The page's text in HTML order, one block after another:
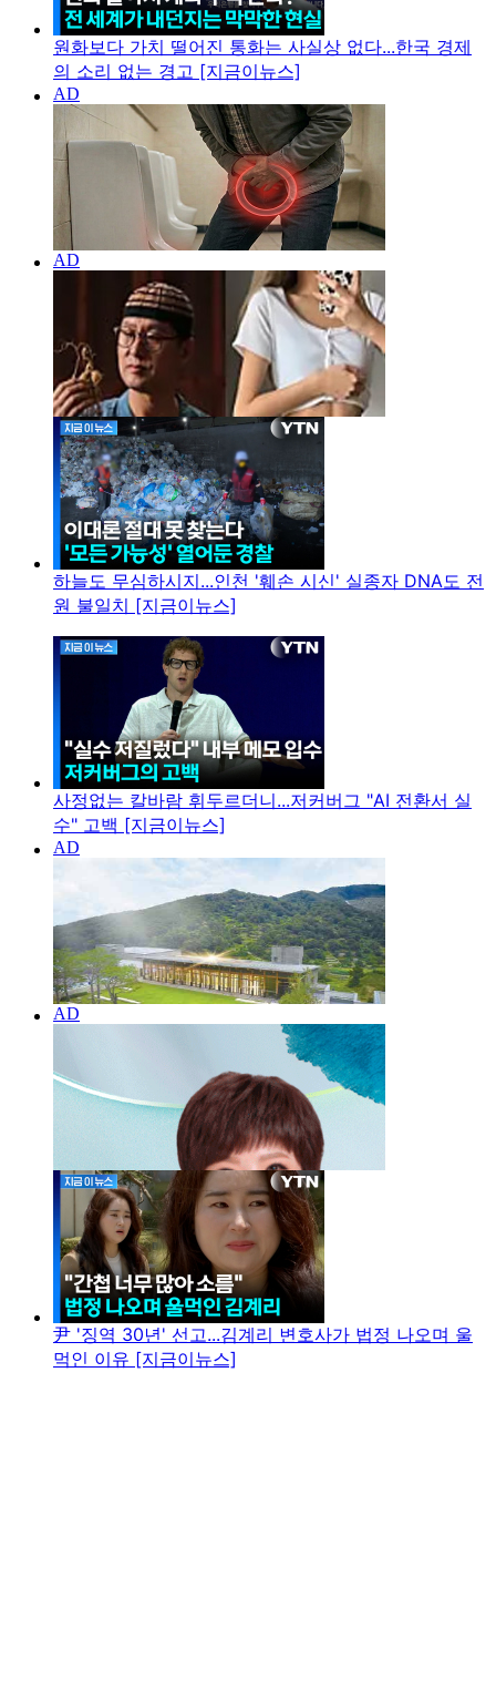
원화보다 가치 떨어진 통화는 사실상 없다...한국 경제
의 소리 없는 경고 [지금이뉴스]
하늘도 무심하시지...인천 '훼손 시신' 실종자 DNA도 전
원 불일치 [지금이뉴스]
사정없는 칼바람 휘두르더니...저커버그 "AI 전환서 실
수" 고백 [지금이뉴스]
尹 '징역 30년' 선고...김계리 변호사가 법정 나오며 울
먹인 이유 [지금이뉴스]